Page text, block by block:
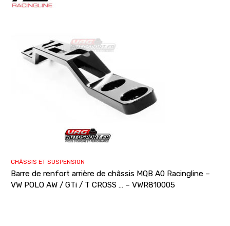
CHÂSSIS ET SUSPENSION
Barre de renfort arrière de châssis MQB A0 Racingline –
VW POLO AW / GTi / T CROSS … – VWR810005